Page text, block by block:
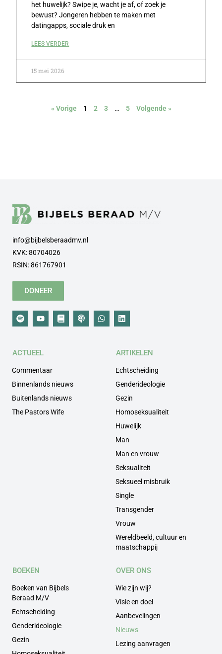
het huwelijk? Swipe je, wacht je af, of zoek je
bewust? Jongeren hebben te maken met
datingapps, sociale druk en
LEES VERDER
15 mei 2026
« Vorige 1 2 3 … 5 Volgende »
info@bijbelsberaadmv.nl
KVK: 80704026
RSIN: 861767901
DONEER
ACTUEEL
Commentaar
Binnenlands nieuws
Buitenlands nieuws
The Pastors Wife
ARTIKELEN
Echtscheiding
Genderideologie
Gezin
Homoseksualiteit
Huwelijk
Man
Man en vrouw
Seksualiteit
Seksueel misbruik
Single
Transgender
Vrouw
Wereldbeeld, cultuur en
maatschappij
BOEKEN
Boeken van Bijbels
Beraad M/V
Echtscheiding
Genderideologie
Gezin
OVER ONS
Wie zijn wij?
Visie en doel
Aanbevelingen
Nieuws
Lezing aanvragen